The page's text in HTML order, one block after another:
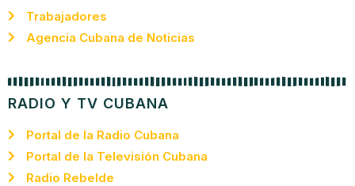
Trabajadores
Agencia Cubana de Noticias
RADIO Y TV CUBANA
Portal de la Radio Cubana
Portal de la Televisión Cubana
Radio Rebelde